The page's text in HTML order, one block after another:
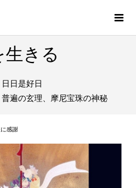
生きる
日是好日
遍の玄理、摩尼宝珠の神秘
感謝